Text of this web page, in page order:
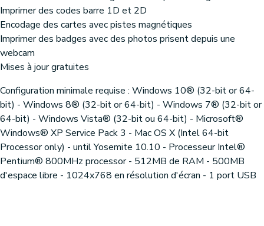
Imprimer des codes barre 1D et 2D
Encodage des cartes avec pistes magnétiques
Imprimer des badges avec des photos prisent depuis une
webcam
Mises à jour gratuites
Configuration minimale requise : Windows 10® (32-bit or 64-
bit) - Windows 8® (32-bit or 64-bit) - Windows 7® (32-bit or
64-bit) - Windows Vista® (32-bit ou 64-bit) - Microsoft®
Windows® XP Service Pack 3 - Mac OS X (Intel 64-bit
Processor only) - until Yosemite 10.10 - Processeur Intel®
Pentium® 800MHz processor - 512MB de RAM - 500MB
d'espace libre - 1024x768 en résolution d'écran - 1 port USB